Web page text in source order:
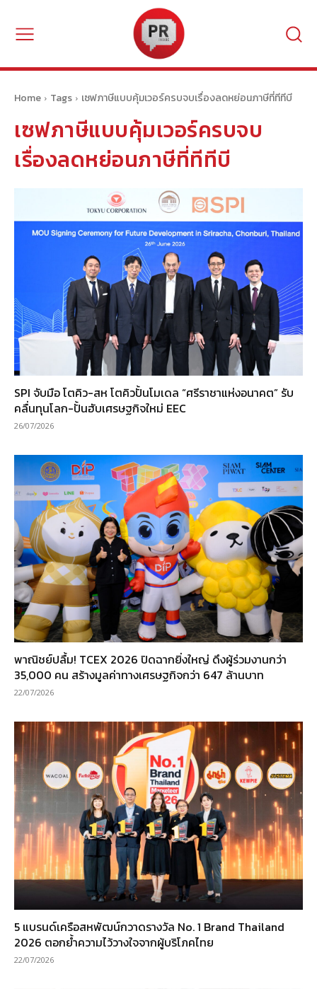
Home Tags เซฟภาษีแบบคุ้มเวอร์ครบจบเรื่องลดหย่อนภาษีที่ทีทีบี
เซฟภาษีแบบคุ้มเวอร์ครบจบ
เรื่องลดหย่อนภาษีที่ทีทีบี
SPI จับมือ โตคิว-สห โตคิวปั้นโมเดล “ศรีราชาแห่งอนาคต” รับ
คลื่นทุนโลก-ปั้นฮับเศรษฐกิจใหม่ EEC
26/07/2026
พาณิชย์ปลื้ม! TCEX 2026 ปิดฉากยิ่งใหญ่ ดึงผู้ร่วมงานกว่า
35,000 คน สร้างมูลค่าทางเศรษฐกิจกว่า 647 ล้านบาท
22/07/2026
5 แบรนด์เครือสหพัฒน์กวาดรางวัล No. 1 Brand Thailand
2026 ตอกย้ำความไว้วางใจจากผู้บริโภคไทย
22/07/2026